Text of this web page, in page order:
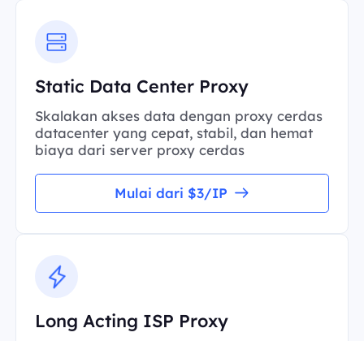
Static Data Center Proxy
Skalakan akses data dengan proxy cerdas
datacenter yang cepat, stabil, dan hemat
biaya dari server proxy cerdas
Mulai dari $3/IP
Long Acting ISP Proxy